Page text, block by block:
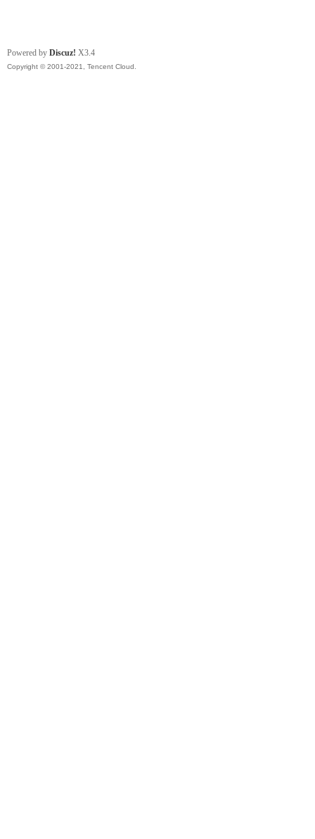
Powered by Discuz! X3.4
Copyright © 2001-2021, Tencent Cloud.